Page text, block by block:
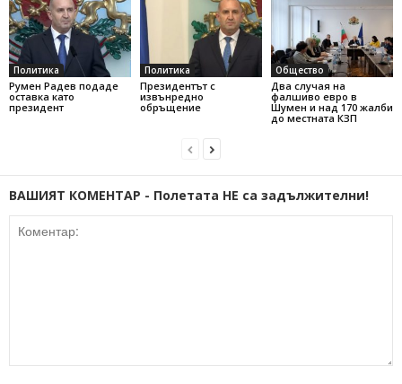
Политика
Румен Радев подаде
оставка като
президент
Политика
Президентът с
извънредно
обръщение
Общество
Два случая на
фалшиво евро в
Шумен и над 170 жалби
до местната КЗП
ВАШИЯТ КОМЕНТАР - Полетата НЕ са задължителни!